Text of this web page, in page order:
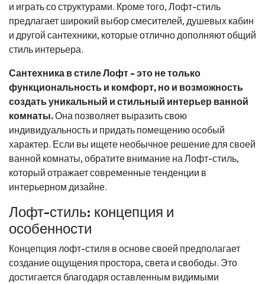
и играть со структурами. Кроме того, Лофт-стиль
предлагает широкий выбор смесителей, душевых кабин
и другой сантехники, которые отлично дополняют общий
стиль интерьера.
Сантехника в стиле Лофт - это не только
функциональность и комфорт, но и возможность
создать уникальный и стильный интерьер ванной
комнаты.Она позволяет выразить свою
индивидуальность и придать помещению особый
характер. Если вы ищете необычное решение для своей
ванной комнаты, обратите внимание на Лофт-стиль,
который отражает современные тенденции в
интерьерном дизайне.
Лофт-стиль: концепция и
особенности
Концепция лофт-стиля в основе своей предполагает
создание ощущения простора, света и свободы. Это
достигается благодаря оставленным видимыми